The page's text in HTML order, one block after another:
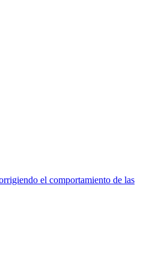
el comportamiento de las